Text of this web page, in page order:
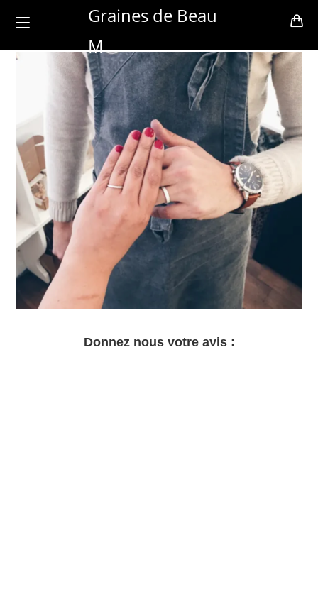
Graines de Beau
M
Donnez nous votre avis :